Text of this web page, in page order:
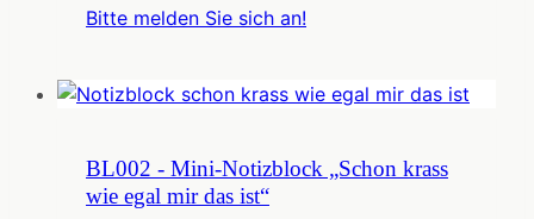
Bitte melden Sie sich an!
BL002 - Mini-Notizblock „Schon krass
wie egal mir das ist“